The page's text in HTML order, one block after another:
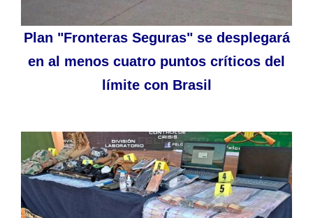
Plan "Fronteras Seguras" se desplegará
en al menos cuatro puntos críticos del
límite con Brasil